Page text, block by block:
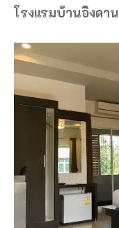
โรงแรมบ้านอิงดาน